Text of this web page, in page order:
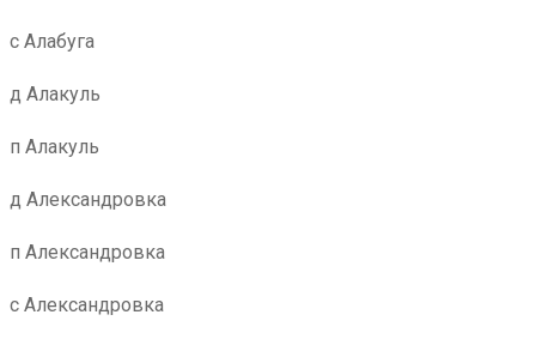
с Алабуга
д Алакуль
п Алакуль
д Александровка
п Александровка
с Александровка